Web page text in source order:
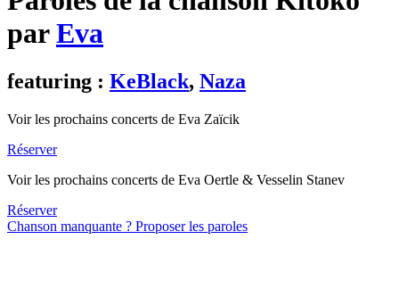
parEva
featuring : KeBlack, Naza
Voir les prochains concerts de Eva Zaïcik
Réserver
Voir les prochains concerts de Eva Oertle & Vesselin Stanev
Réserver
Chanson manquante ? Proposer les paroles